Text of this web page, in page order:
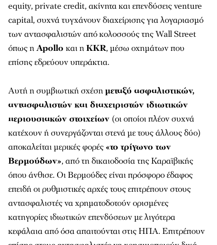
equity, private credit, ακίνητα και επενδύσεις venture
capital, συχνά τυγχάνουν διαχείρισης για λογαριασμό
των αντασφαλιστών από κολοσσούς της Wall Street
όπως ηApollo και ηKKR, μέσω οχημάτων που
επίσης εδρεύουν υπεράκτια.
Αυτή η συμβιωτική σχέσημεταξύ ασφαλιστικών,
αντασφαλιστών και διαχειριστών ιδιωτικών
περιουσιακών στοιχείων (οι οποίοι πλέον συχνά
κατέχουν ή συνεργάζονται στενά με τους άλλους δύο)
αποκαλείται μερικές φορές «το τρίγωνο των
Βερμούδων», από τη δικαιοδοσία της Καραϊβικής
όπου άνθισε. Οι Βερμούδες είναι πρόσφορο έδαφος
επειδή οι ρυθμιστικές αρχές τους επιτρέπουν στους
αντασφαλιστές να χρηματοδοτούν ορισμένες
κατηγορίες ιδιωτικών επενδύσεων με λιγότερα
κεφάλαια από όσα απαιτούνται στις ΗΠΑ. Επιτρέπουν